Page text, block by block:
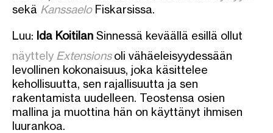
sekä KanssaeloFiskarsissa.
Luu: Ida Koitilan Sinnessä keväällä esillä ollut
näyttely Extensionsoli vähäeleisyydessään
levollinen kokonaisuus, joka käsittelee
kehollisuutta, sen rajallisuutta ja sen
rakentamista uudelleen. Teostensa osien
mallina ja muottina hän on käyttänyt ihmisen
luurankoa.